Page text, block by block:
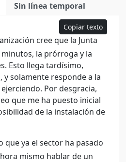
Sin línea temporal
Copiar texto
cree que la Junta
minutos, la prórroga y la
Esto llega tardísimo,
y solamente responde a la
Por desgracia,
que me ha puesto inicial
de la instalación de
que ya el sector ha pasado
mismo hablar de un